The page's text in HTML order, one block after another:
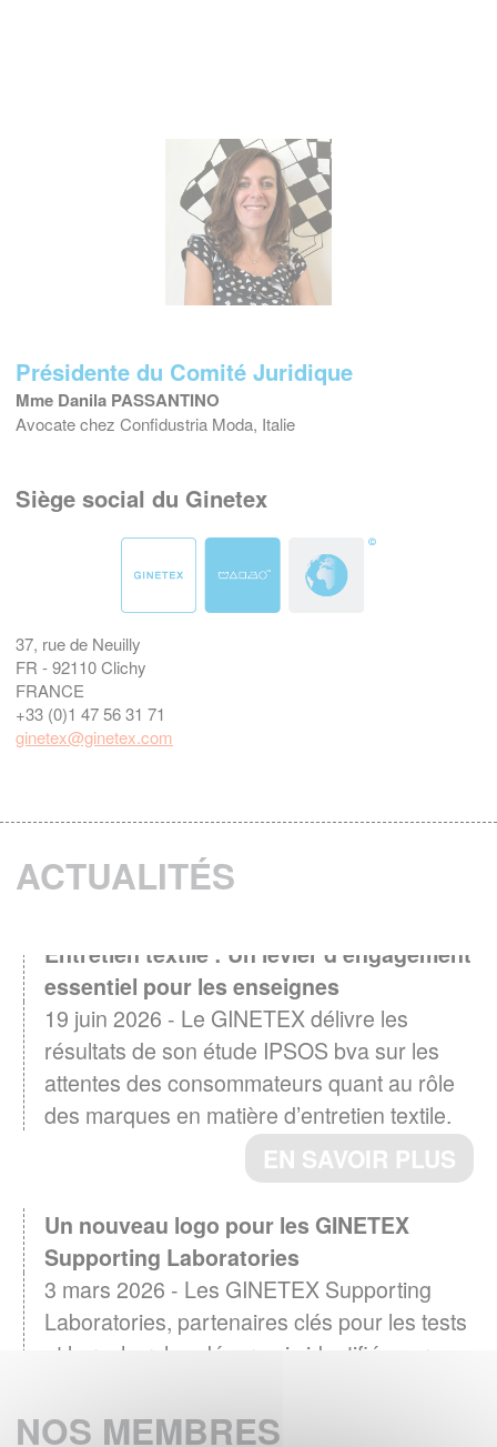
Présidente du Comité Juridique
Mme Danila PASSANTINO
Avocate chez Confidustria Moda, Italie
Siège social du Ginetex
37, rue de Neuilly
FR - 92110 Clichy
FRANCE
+33 (0)1 47 56 31 71
ginetex@ginetex.com
ACTUALITÉS
Entretien textile : Un levier d'engagement
essentiel pour les enseignes
19 juin 2026 - Le GINETEX délivre les
résultats de son étude IPSOS bva sur les
attentes des consommateurs quant au rôle
des marques en matière d’entretien textile.
EN SAVOIR PLUS
Un nouveau logo pour les GINETEX
Supporting Laboratories
3 mars 2026 - Les GINETEX Supporting
Laboratories, partenaires clés pour les tests
et la recherche, désormais identifiés par un
EN SAVOIR PLUS
NOS MEMBRES